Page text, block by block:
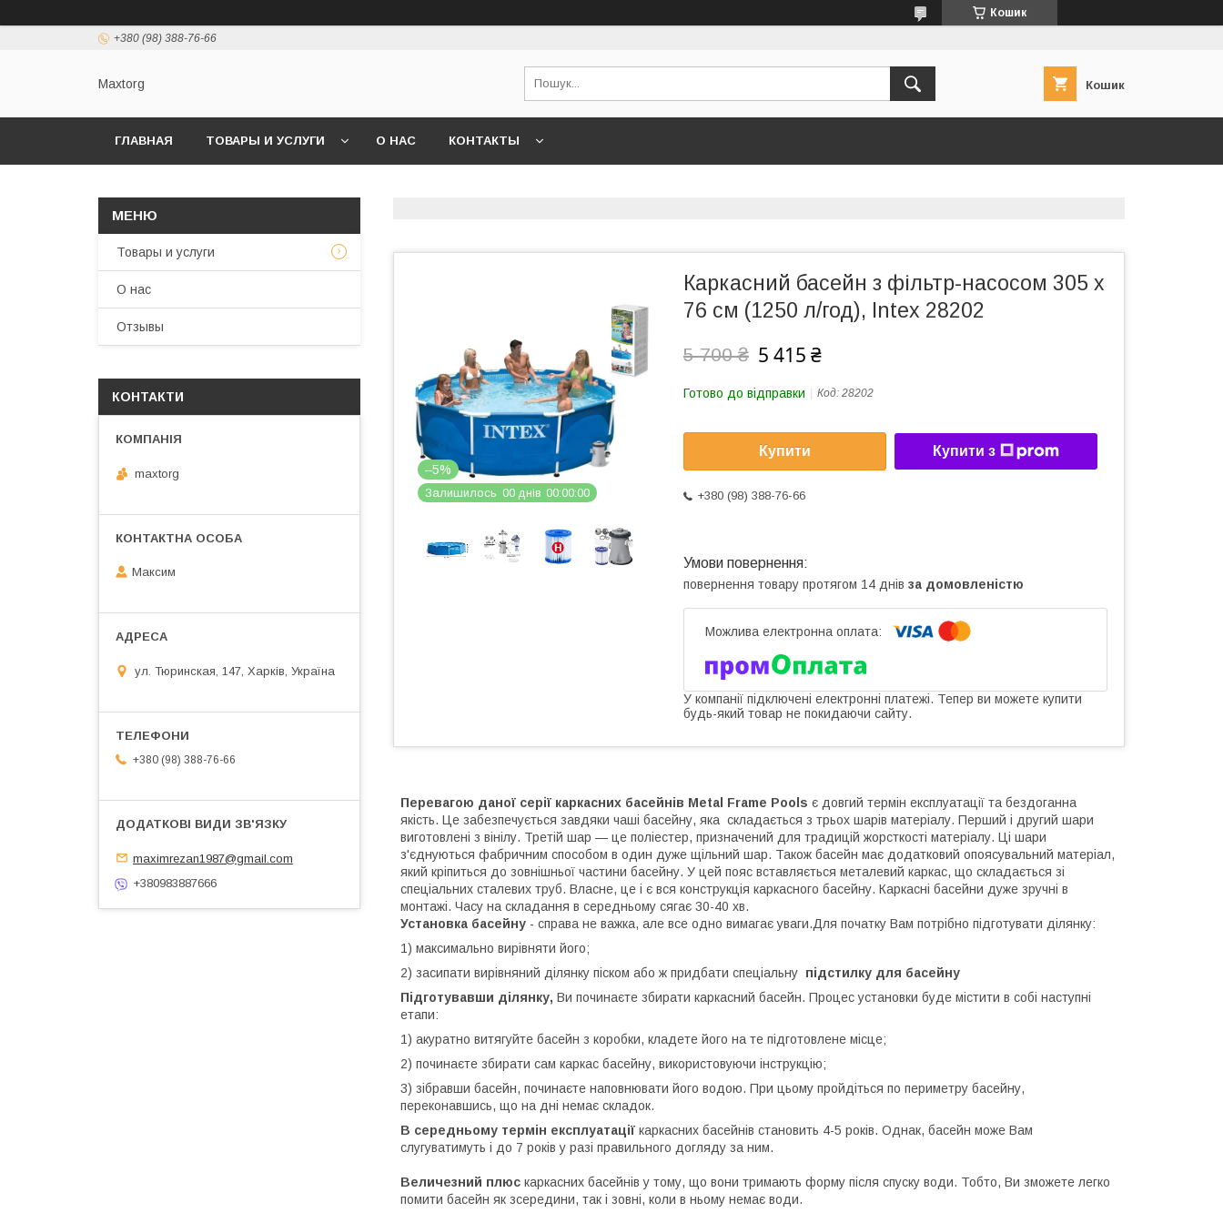
Кошик
+380 (98) 388-76-66
Maxtorg Кошик
ГЛАВНАЯ ТОВАРЫ И УСЛУГИ О НАС КОНТАКТЫ
–5%
Залишилось 00 днів 00 00 00
Каркасний басейн з фільтр-насосом 305 x
76 см (1250 л/год), Intex 28202
5 700 ₴ 5 415 ₴
Готово до відправки Код: 28202
Купити Купити з
+380 (98) 388-76-66
повернення товару протягом 14 днів за домовленістю
У компанії підключені електронні платежі. Тепер ви можете купити
будь-який товар не покидаючи сайту.
Перевагою даної серії каркасних басейнів Metal Frame Pools є довгий термін експлуатації та бездоганна
якість. Це забезпечується завдяки чаші басейну, яка складається з трьох шарів матеріалу. Перший і другий шари
виготовлені з вінілу. Третій шар — це поліестер, призначений для традицій жорсткості матеріалу. Ці шари
з'єднуються фабричним способом в один дуже щільний шар. Також басейн має додатковий опоясувальний матеріал,
який кріпиться до зовнішньої частини басейну. У цей пояс вставляється металевий каркас, що складається зі
спеціальних сталевих труб. Власне, це і є вся конструкція каркасного басейну. Каркасні басейни дуже зручні в
монтажі. Часу на складання в середньому сягає 30-40 хв.
Установка басейну - справа не важка, але все одно вимагає уваги.Для початку Вам потрібно підготувати ділянку:
1) максимально вирівняти його;
2) засипати вирівняний ділянку піском або ж придбати спеціальну підстилку для басейну
Підготувавши ділянку, Ви починаєте збирати каркасний басейн. Процес установки буде містити в собі наступні
етапи:
1) акуратно витягуйте басейн з коробки, кладете його на те підготовлене місце;
2) починаєте збирати сам каркас басейну, використовуючи інструкцію;
3) зібравши басейн, починаєте наповнювати його водою. При цьому пройдіться по периметру басейну,
переконавшись, що на дні немає складок.
В середньому термін експлуатації каркасних басейнів становить 4-5 років. Однак, басейн може Вам
слугуватимуть і до 7 років у разі правильного догляду за ним.
Величезний плюс каркасних басейнів у тому, що вони тримають форму після спуску води. Тобто, Ви зможете легко
помити басейн як зсередини, так і зовні, коли в ньому немає води.
Товары и услуги
О нас
Отзывы
КОНТАКТИ
maxtorg
Максим
ул. Тюринская, 147, Харків, Україна
+380 (98) 388-76-66
maximrezan1987@gmail.com
+380983887666